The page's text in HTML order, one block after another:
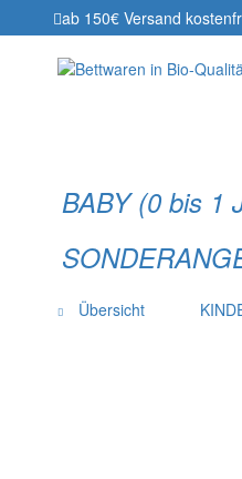
ab 150€ Versand
BABY (0 bis 1
Übersicht